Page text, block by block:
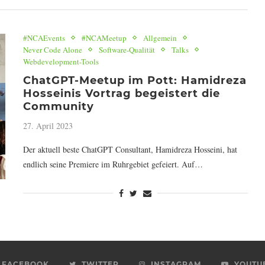
#NCAEvents #NCAMeetup
Allgemein
Never Code Alone
Software-Qualität
Talks
Webdevelopment-Tools
ChatGPT-Meetup im Pott: Hamidreza
Hosseinis Vortrag begeistert die
Community
27. April 2023
Der aktuell beste ChatGPT Consultant, Hamidreza Hosseini, hat
endlich seine Premiere im Ruhrgebiet gefeiert. Auf…